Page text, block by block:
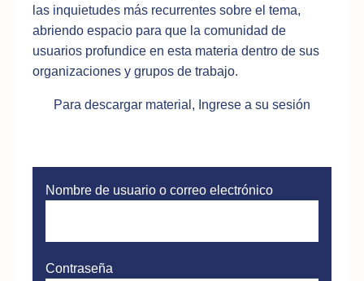
las inquietudes más recurrentes sobre el tema,
abriendo espacio para que la comunidad de
usuarios profundice en esta materia dentro de sus
organizaciones y grupos de trabajo.
Para descargar material, Ingrese a su sesión
Nombre de usuario o correo electrónico
Contraseña